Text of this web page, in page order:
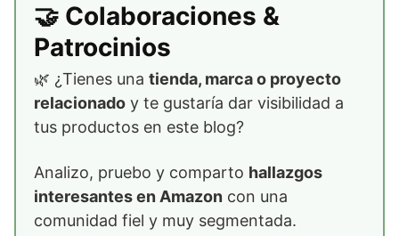
🤝 Colaboraciones &
Patrocinios
🌿 ¿Tienes una tienda, marca o proyecto
relacionado y te gustaría dar visibilidad a
tus productos en este blog?
Analizo, pruebo y comparto hallazgos
interesantes en Amazon con una
comunidad fiel y muy segmentada.